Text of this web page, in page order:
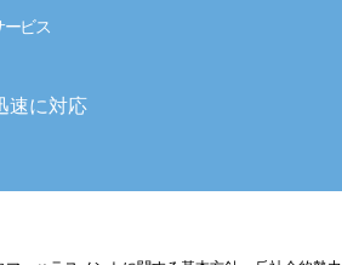
ービス
速に対応